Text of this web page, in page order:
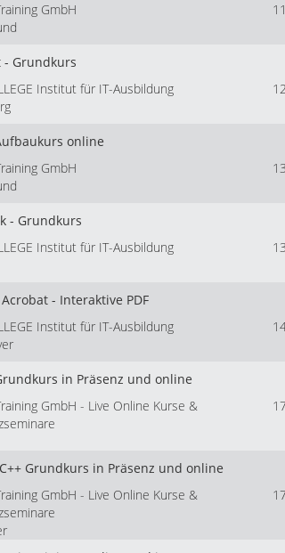
GmbH
- Grundkurs
Institut für IT-Ausbildung
online
GmbH
- Grundkurs
Institut für IT-Ausbildung
- Interaktive PDF
Institut für IT-Ausbildung
in Präsenz und online
GmbH - Live Online Kurse &
Grundkurs in Präsenz und online
GmbH - Live Online Kurse &